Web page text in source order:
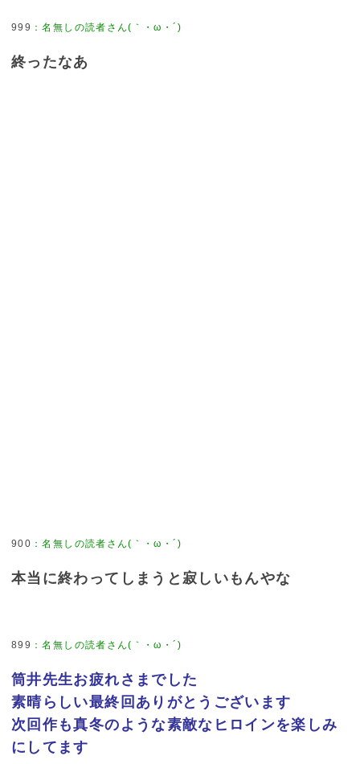
999 ：名無しの読者さん(｀・ω・´)
終ったなあ
900 ：名無しの読者さん(｀・ω・´)
本当に終わってしまうと寂しいもんやな
899 ：名無しの読者さん(｀・ω・´)
筒井先生お疲れさまでした
素晴らしい最終回ありがとうございます
次回作も真冬のような素敵なヒロインを楽しみ
にしてます